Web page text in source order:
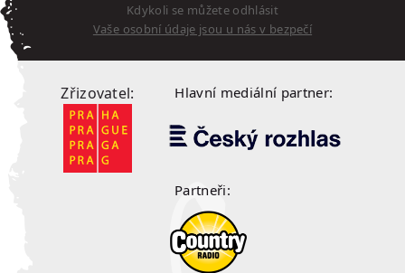
Kdykoli se můžete odhlásit
Vaše osobní údaje jsou u nás v bezpečí
Zřizovatel: Hlavní mediální partner:
Partneři: